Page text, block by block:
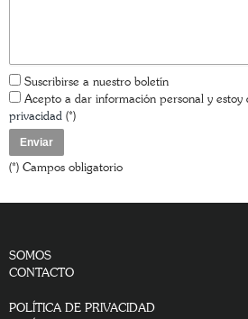
Suscribirse a nuestro boletín
Acepto a dar información personal y estoy
privacidad (*)
(*) Campos obligatorio
SOMOS
CONTACTO
POLÍTICA DE PRIVACIDAD